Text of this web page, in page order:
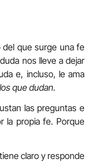
del que surge una fe
nos lleve a dejar
e, incluso, le ama
que dudan.
las preguntas e
la propia fe. Porque
claro y responde